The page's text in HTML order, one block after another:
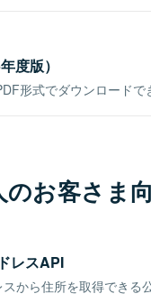
度版）
形式でダウンロードで
お客さま
レスAPI
から住所を取得できる